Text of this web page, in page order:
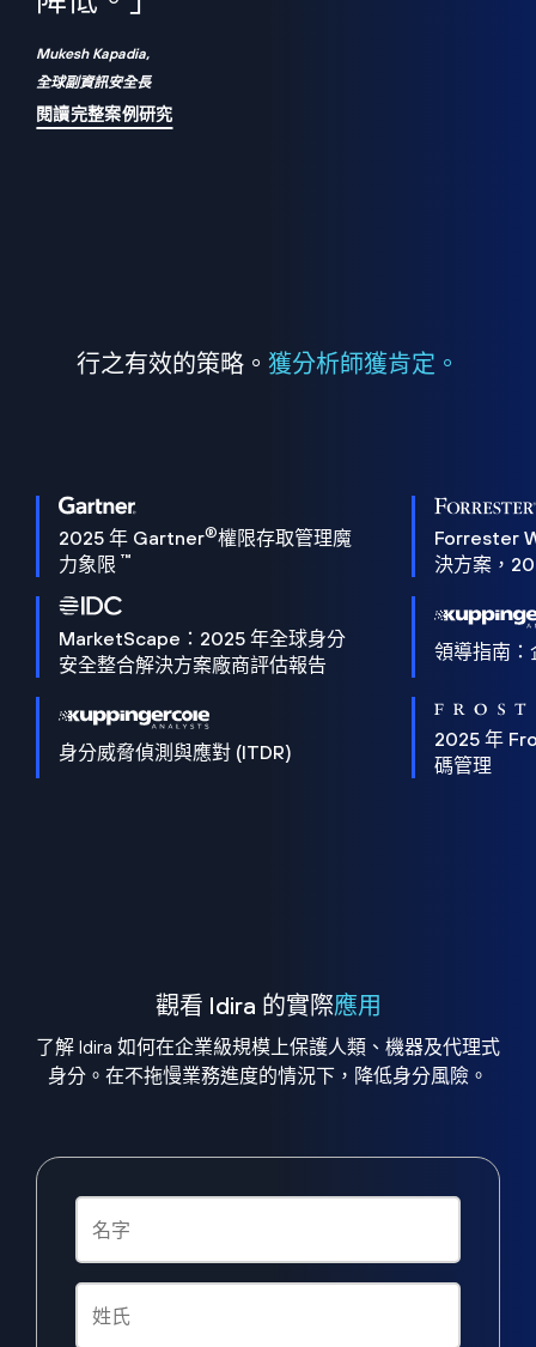
Mukesh Kapadia,
全球副資訊安全長
閱讀完整案例研究
行之有效的策略。 獲分析師獲肯定。
2025 年 Gartner®權限存取管理魔
力象限 ™
Forrester
決方案，
MarketScape：2025 年全球身分
安全整合解決方案廠商評估報告
領導指南
身分威脅偵測與應對 (ITDR)
2025 年
碼管理
觀看 Idira 的實際應用
了解 Idira 如何在企業級規模上保護人類、機器及代理式
身分。在不拖慢業務進度的情況下，降低身分風險。